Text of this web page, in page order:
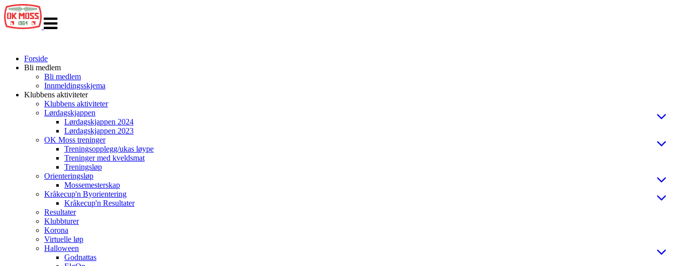
navigasjon
Forside
Bli medlem
Bli medlem
Innmeldingsskjema
Klubbens aktiviteter
Klubbens aktiviteter
Lørdagskjappen
Lørdagskjappen 2024
Lørdagskjappen 2023
OK Moss treninger
Treningsopplegg/ukas løype
Treninger med kveldsmat
Treningsløp
Orienteringsløp
Mossemesterskap
Kråkecup'n Byorientering
Kråkecup'n Resultater
Resultater
Klubbturer
Korona
Virtuelle løp
Halloween
Godnattas